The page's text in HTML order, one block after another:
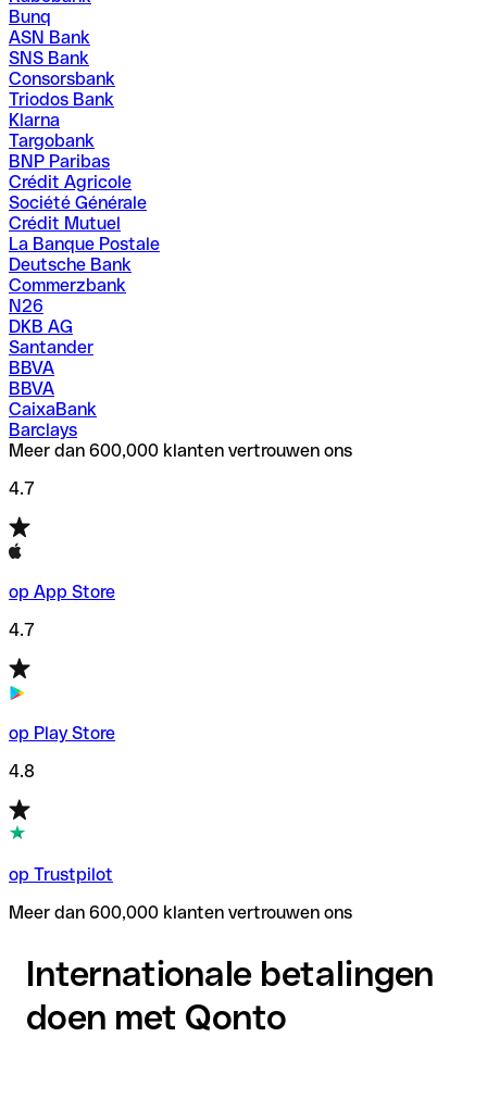
Bunq
ASN Bank
SNS Bank
Consorsbank
Triodos Bank
Klarna
Targobank
BNP Paribas
Crédit Agricole
Société Générale
Crédit Mutuel
La Banque Postale
Deutsche Bank
Commerzbank
N26
DKB AG
Santander
BBVA
BBVA
CaixaBank
Barclays
Meer dan 600,000 klanten vertrouwen ons
4.7
op App Store
4.7
op Play Store
4.8
op Trustpilot
Meer dan 600,000 klanten vertrouwen ons
Internationale betalingen
doen met Qonto